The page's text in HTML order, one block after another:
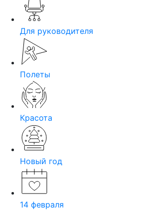
Для руководителя
Полеты
Красота
Новый год
14 февраля